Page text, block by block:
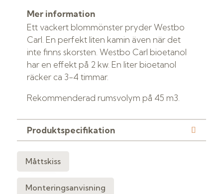
Mer information
Ett vackert blommönster pryder Westbo
Carl. En perfekt liten kamin även när det
inte finns skorsten. Westbo Carl bioetanol
har en effekt på 2 kw. En liter bioetanol
räcker ca 3-4 timmar.
Rekommenderad rumsvolym på 45 m3.
Produktspecifikation
Måttskiss
Monteringsanvisning